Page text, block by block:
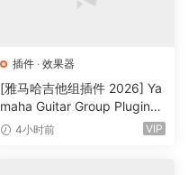
插件 · 效果器
[雅马哈吉他组插件 2026] Ya
maha Guitar Group Plugins
2026 Incl Keygen-R2R [Wi
4小时前 VIP